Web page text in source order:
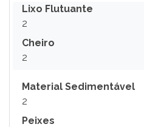
Lixo Flutuante
2
Cheiro
2
Material Sedimentável
2
Peixes